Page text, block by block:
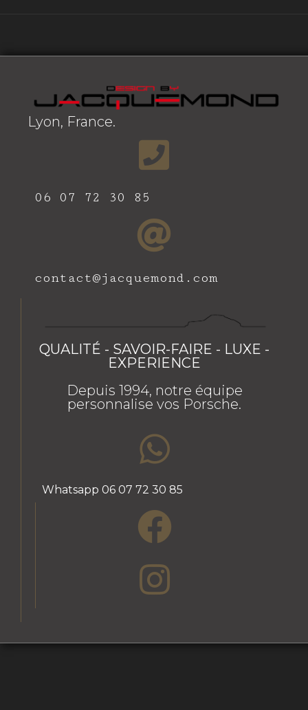
Lyon, France.
06 07 72 30 85
contact@jacquemond.com
QUALITÉ - SAVOIR-FAIRE - LUXE -
EXPERIENCE
Depuis 1994, notre équipe
personnalise vos Porsche.
Whatsapp 06 07 72 30 85